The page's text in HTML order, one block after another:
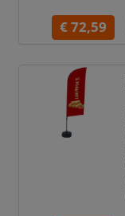
€ 72,59